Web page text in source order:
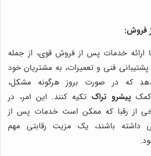
فروش:
ارائه خدمات پس از فروش قوی، از جمله
پشتیبانی فنی و تعمیرات، به مشتریان خود
که در صورت بروز هرگونه مشکل،
کمکپیشرو تراک تکیه کنند. این امر، در
از رقبا که ممکن است خدمات پس از
داشته باشند، یک مزیت رقابتی مهم